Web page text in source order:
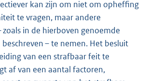
kan zijn om niet om opheffing
te vragen, maar andere
zoals in de hierboven genoemde
– te nemen. Het besluit
van een strafbaar feit te
af van een aantal factoren,